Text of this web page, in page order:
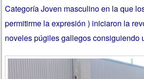
Categoría Joven masculino en la que
permitirme la expresión ) iniciaron la
noveles púgiles gallegos consiguiendo